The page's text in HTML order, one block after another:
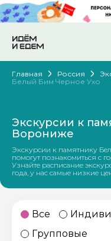
Главная Россия
Белый Бим Черное Ухо
Экскурсии к
Ворониже
Экскурсии к памятнику
помогут познакомиться с
Узнайте расписание
года, у нас самые низкие
Все
Групповые